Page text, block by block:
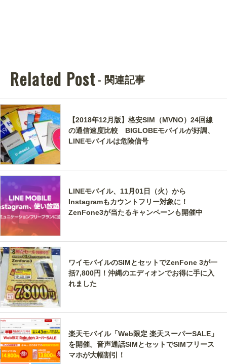
Related Post - 関連記事
【2018年12月版】格安SIM（MVNO）24回線
の通信速度比較 BIGLOBEモバイルが好調、
LINEモバイルは危険信号
LINEモバイル、11月01日（火）から
Instagramもカウントフリー対象に！
ZenFone3が当たるキャンペーンも開催中
ワイモバイルのSIMとセットでZenFone 3が一
括7,800円！沖縄のエディオンでお得に手に入
れました
楽天モバイル「Web限定 楽天スーパーSALE」
を開催。音声通話SIMとセットでSIMフリース
マホが大幅割引！